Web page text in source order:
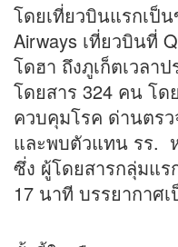
โดยเที่ยวบินแรกเป็
Airways เที่ยวบินที่
โดฮา ถึงภูเก็ตเวลา
โดยสาร 324 คน โด
ควบคุมโรค ด่านตร
และพบตัวแทน รร.
ซึ่ง ผู้โดยสารกลุ่มแ
17 นาที บรรยากาศ